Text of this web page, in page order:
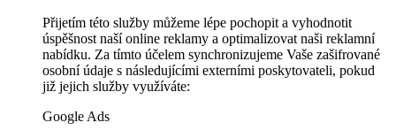
Přijetím této služby můžeme lépe pochopit a vyhodnotit
úspěšnost naší online reklamy a optimalizovat naši reklamní
nabídku. Za tímto účelem synchronizujeme Vaše zašifrované
osobní údaje s následujícími externími poskytovateli, pokud
již jejich služby využíváte:
Google Ads